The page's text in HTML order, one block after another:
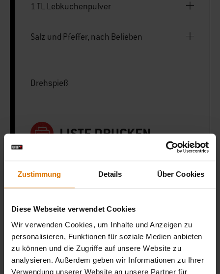
Zustimmung Details Über Cookies
Diese Webseite verwendet Cookies
Wir verwenden Cookies, um Inhalte und Anzeigen zu
personalisieren, Funktionen für soziale Medien anbieten
zu können und die Zugriffe auf unsere Website zu
analysieren. Außerdem geben wir Informationen zu Ihrer
Verwendung unserer Website an unsere Partner für
1 TL Lebkuchenpulver
Salz und Pfeffer, nach Belieben
Drehspieß
LISTE DRUCKEN
Sei perfekt vorbereitet
Empfohlenes Zubehör